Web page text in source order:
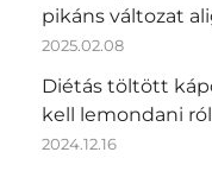
pikáns változat
2025.02.08
Diétás töltött
kell lemondani
2024.12.16